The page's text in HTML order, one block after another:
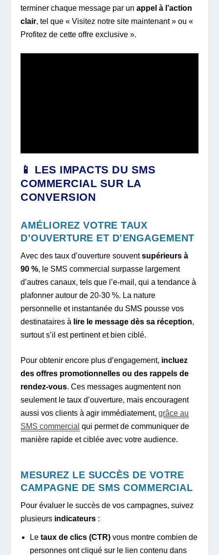
terminer chaque message par unappel à l’action
clair, tel que « Visitez notre site maintenant » ou «
Profitez de cette offre exclusive ».
📱 LES IMPACTS DU SMS
COMMERCIAL SUR LA
CONVERSION
AMÉLIOREZ VOTRE TAUX
D’OUVERTURE ET D’ENGAGEMENT
Avec des taux d’ouverture souventsupérieurs à
90 %, le SMS commercial surpasse largement
d’autres canaux, tels que l’e-mail, qui a tendance à
plafonner autour de 20-30 %. La nature
personnelle et instantanée du SMS pousse vos
destinataires à lire le message dès sa réception,
surtout s’il est pertinent et bien ciblé.
Pour obtenir encore plus d’engagement, incluez
des offres promotionnelles ou des rappels de
rendez-vous. Ces messages augmentent non
seulement le taux d’ouverture, mais encouragent
aussi vos clients à agir immédiatement,grâce au
SMS commercial qui permet de communiquer de
manière rapide et ciblée avec votre audience.
MESUREZ LE SUCCÈS DE VOTRE
CAMPAGNE DE SMS COMMERCIAL
Pour évaluer le succès de vos campagnes, suivez
plusieurs indicateurs :
Le taux de clics (CTR)vous montre combien de
personnes ont cliqué sur le lien contenu dans